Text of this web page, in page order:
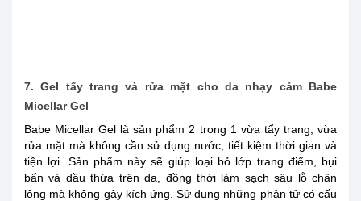
7. Gel tẩy trang và rửa mặt cho da nhạy cảm Babe
Micellar Gel
Babe Micellar Gel là sản phẩm 2 trong 1 vừa tẩy trang, vừa
rửa mặt mà không cần sử dụng nước, tiết kiệm thời gian và
tiện lợi. Sản phẩm này sẽ giúp loại bỏ lớp trang điểm, bụi
bẩn và dầu thừa trên da, đồng thời làm sạch sâu lỗ chân
lông mà không gây kích ứng. Sử dụng những phân tử có cấu